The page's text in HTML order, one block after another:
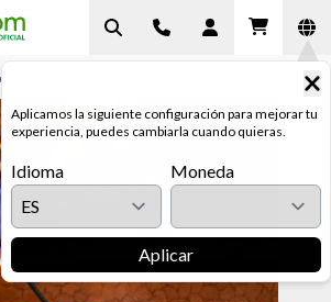
Aplicamos la siguiente configuración para mejorar tu
experiencia, puedes cambiarla cuando quieras.
Idioma Moneda
Aplicar
Fuego